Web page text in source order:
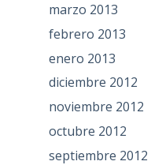
marzo 2013
febrero 2013
enero 2013
diciembre 2012
noviembre 2012
octubre 2012
septiembre 2012